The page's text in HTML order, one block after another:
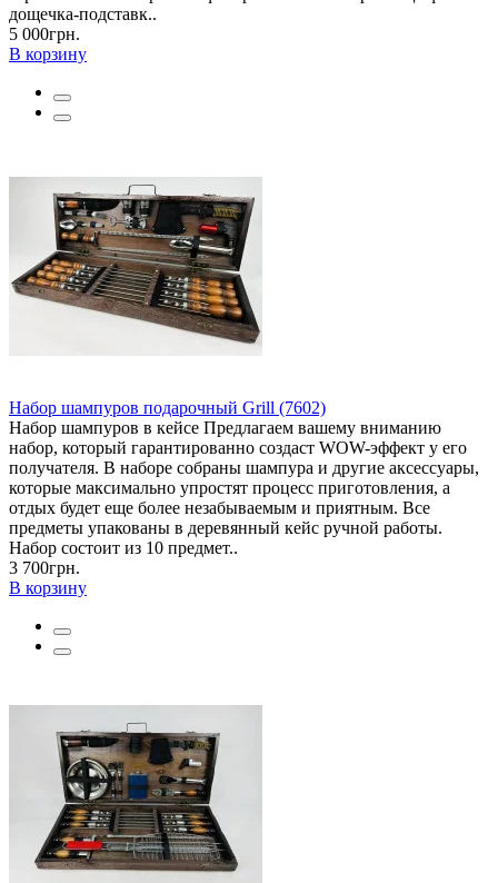
дощечка-подставк..
5 000грн.
В корзину
Набор шампуров подарочный Grill (7602)
Набор шампуров в кейсе Предлагаем вашему вниманию
набор, который гарантированно создаст WOW-эффект у его
получателя. В наборе собраны шампура и другие аксессуары,
которые максимально упростят процесс приготовления, а
отдых будет еще более незабываемым и приятным. Все
предметы упакованы в деревянный кейс ручной работы.
Набор состоит из 10 предмет..
3 700грн.
В корзину